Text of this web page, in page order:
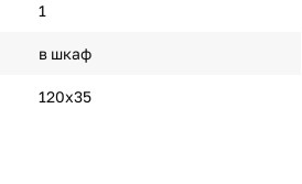
1
в шкаф
120х35